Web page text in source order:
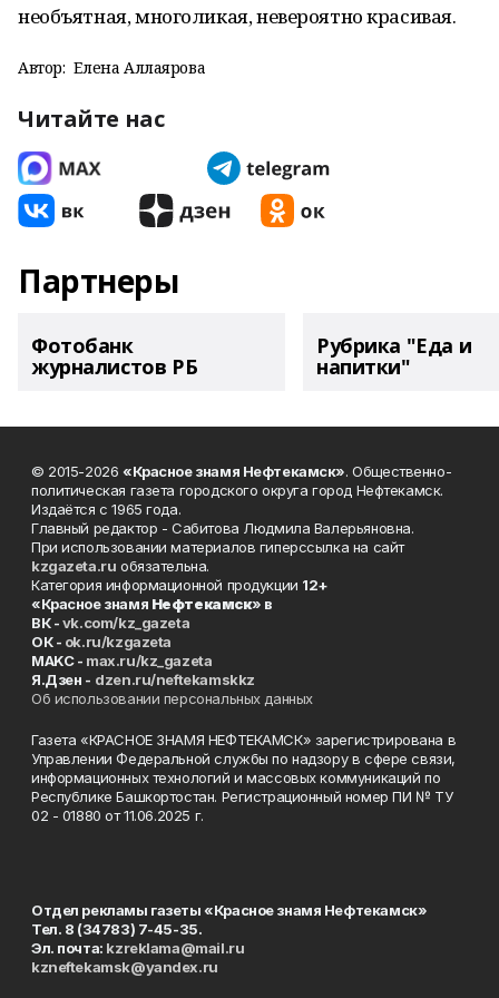
необъятная, многоликая, невероятно красивая.
Автор: Елена Аллаярова
Читайте нас
Партнеры
Фотобанк
журналистов РБ
Рубрика "Еда и
напитки"
© 2015-2026 «Красное знамя Нефтекамск». Общественно-
политическая газета городского округа город Нефтекамск.
Издаётся с 1965 года.
Главный редактор - Сабитова Людмила Валерьяновна.
При использовании материалов гиперссылка на сайт
kzgazeta.ru обязательна.
Категория информационной продукции 12+
«Красное знамя Нефтекамск» в
ВК -vk.com/kz_gazeta
ОК - ok.ru/kzgazeta
MAKC - max.ru/kz_gazeta
Я.Дзен - dzen.ru/neftekamskkz
Об использовании персональных данных
Газета «КРАСНОЕ ЗНАМЯ НЕФТЕКАМСК» зарегистрирована в
Управлении Федеральной службы по надзору в сфере связи,
информационных технологий и массовых коммуникаций по
Республике Башкортостан. Регистрационный номер ПИ № ТУ
02 - 01880 от 11.06.2025 г.
Отдел рекламы газеты «Красное знамя Нефтекамск»
Тел. 8 (34783) 7-45-35.
Эл. почта: kzreklama@mail.ru
kzneftekamsk@yandex.ru